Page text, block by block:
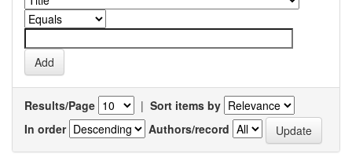
Results/Page | Sort items by
In order
Authors/record